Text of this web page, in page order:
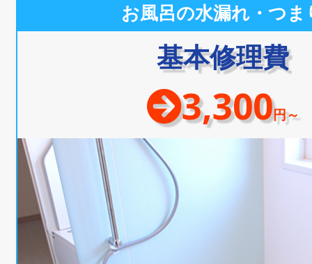
お風呂の水漏れ・つま
基本修理費
3,300円～